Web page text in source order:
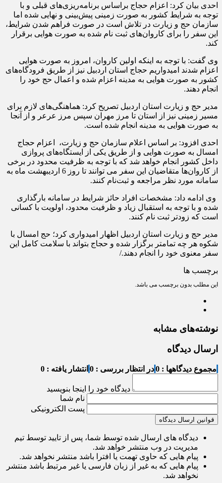
احدی بیان کرد: اعزام حجاج براساس برنامه‌ریزی‌های قبلی و با
توجه به شرایط کشور به صورت زمینی پیش‌بینی و نهایی شده اما
سازمان حج و زیارت در تلاش است در صورت فراهم شدن شرایط،
این سفر را برای کاروان‌های ثبت نام شده به صورت هوایی برقرار
کند.
وی گفت: با توجه به اینکه اولین کاروان، امروز به صورت هوایی
اعزام شدند امیدواریم حجاج استان اردبیل نیز از طریق فرودگاه‌های
کشور به صورت هوایی به مدینه اعزام شده و اعمال حج خود را
انجام دهند.
مدیر حج و زیارت استان اردبیل تصریح کرد: هماهنگی‌های لازم برای
مسیر زمینی نیز از استان تا مرز مهران سپس مرز عرعر و از آنجا
به صورت هوایی به مدینه انجام شده است.
احدی افزود: بر اساس اعلام سازمان حج و زیارت، اعزام حجاج
امسال به صورت هوایی و از طریق یکی از ایستگاه‌های پروازی
داخل کشور انجام خواهد شد که با توجه به ظرفیت محدود در برخی
از کاروان‌ها متقاضیان این سفر می توانند تا روز 6 اردیبهشت ماه به
سامانه مورد نظر مراجعه و ثبت‌نام کنند.
وی ادامه داد: مشخصات افراد حائز شرایط در سامانه بارگذاری
شده و با توجه به استقبال زیاد و ظرفیت محدود، اولویت با کسانی
است که زودتر ثبت نام کنند.
مدیر حج و زیارت استان اردبیل اظهار امیدواری کرد؛ حج امسال با
شکوه هر چه تمامتر برگزار شده و حجاج بتواند با سلامت کامل این
سفر معنوی خود را انجام دهند./
برچسب ها
این مطلب بدون برچسب می باشد.
نوشته‌های مشابه
ارسال دیدگاه
مجموع دیدگاهها : 0 در انتظار بررسی : 0 انتشار یافته : 0
دیدگاه خود را اینجا بنویسید
نام شما
پست الکترونیکی
قوانین ارسال دیدگاه
دیدگاه های ارسال شده توسط شما، پس از تایید توسط تیم
مدیریت در وب منتشر خواهد شد.
پیام هایی که حاوی تهمت یا افترا باشد منتشر نخواهد شد.
پیام هایی که به غیر از زبان فارسی یا غیر مرتبط باشد منتشر
نخواهد شد.